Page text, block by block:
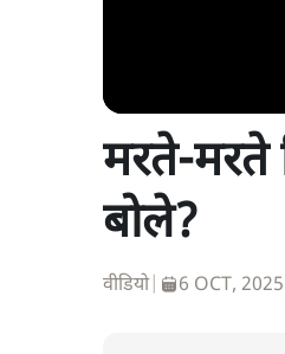
मरते-मरते
बोले?
वीडियो| 6 OCT, 2025